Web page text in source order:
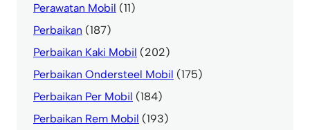
Perawatan Mobil (11)
Perbaikan (187)
Perbaikan Kaki Mobil (202)
Perbaikan Ondersteel Mobil (175)
Perbaikan Per Mobil (184)
Perbaikan Rem Mobil (193)